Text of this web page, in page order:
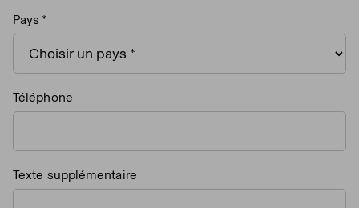
Pays
Téléphone
Texte supplémentaire